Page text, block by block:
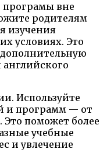
програмы вне
родителям
изучения
условиях. Это
Используйте
и программ — от
Это поможет более
учебные
и увлечение